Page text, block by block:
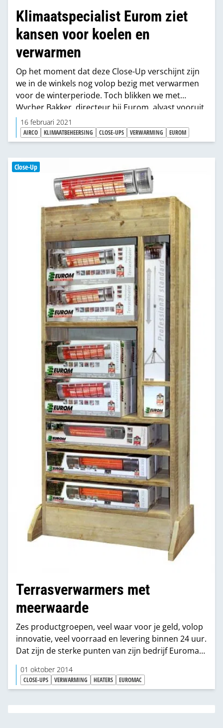
Klimaatspecialist Eurom ziet
kansen voor koelen en
verwarmen
Op het moment dat deze Close-Up verschijnt zijn
we in de winkels nog volop bezig met verwarmen
voor de winterperiode. Toch blikken we met
Wycher Bakker, directeur bij Eurom, alvast vooruit
op de ontwikkelingen bij koelen en ventileren voor
de zomer én de voorbereiding voor het nieuwe
kachelseizoen van de komende winter. “Als
klimaatspecialist zien we veel trends van het
koelen terug bij het verwarmen.”
16 februari 2021
AIRCO KLIMAATBEHEERSING CLOSE-UPS VERWARMING EUROM
Close-Up
Terrasverwarmers met
meerwaarde
Zes productgroepen, veel waar voor je geld, volop
innovatie, veel voorraad en levering binnen 24 uur.
Dat zijn de sterke punten van zijn bedrijf Euromac
volgens Wycher Bakker. Naast bijverwarming,
airco en ventilatie, tuinartikelen, aggregaten,
hogedrukreinigers en stofzuigers levert de firma
01 oktober 2014
CLOSE-UPS VERWARMING HEATERS EUROMAC